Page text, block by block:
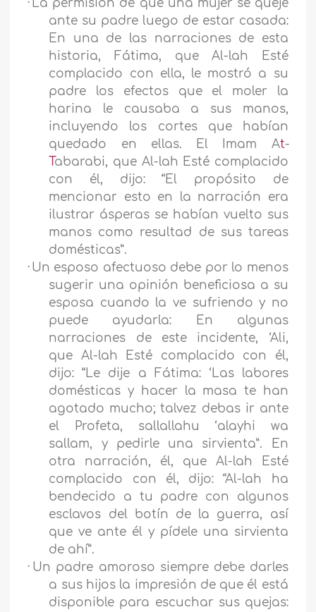
· La permisión de que una mujer se queje
ante su padre luego de estar casada:
En una de las narraciones de esta
historia, Fátima, que Al-lah Esté
complacido con ella, le mostró a su
padre los efectos que el moler la
harina le causaba a sus manos,
incluyendo los cortes que habían
quedado en ellas. El Imam At-
Tabarabi, que Al-lah Esté complacido
con él, dijo: “El propósito de
mencionar esto en la narración era
ilustrar ásperas se habían vuelto sus
manos como resultad de sus tareas
domésticas”.
· Un esposo afectuoso debe por lo menos
sugerir una opinión beneficiosa a su
esposa cuando la ve sufriendo y no
puede ayudarla: En algunas
narraciones de este incidente, ‘Ali,
que Al-lah Esté complacido con él,
dijo: “Le dije a Fátima: ‘Las labores
domésticas y hacer la masa te han
agotado mucho; talvez debas ir ante
el Profeta, sallallahu ‘alayhi wa
sallam, y pedirle una sirvienta”. En
otra narración, él, que Al-lah Esté
complacido con él, dijo: “Al-lah ha
bendecido a tu padre con algunos
esclavos del botín de la guerra, así
que ve ante él y pídele una sirvienta
de ahí”.
· Un padre amoroso siempre debe darles
a sus hijos la impresión de que él está
disponible para escuchar sus quejas: